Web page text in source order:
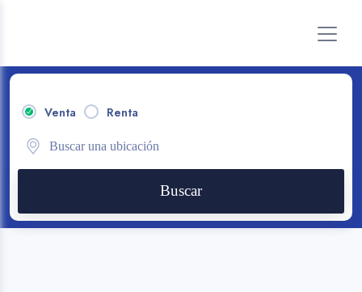
Venta Renta
Buscar